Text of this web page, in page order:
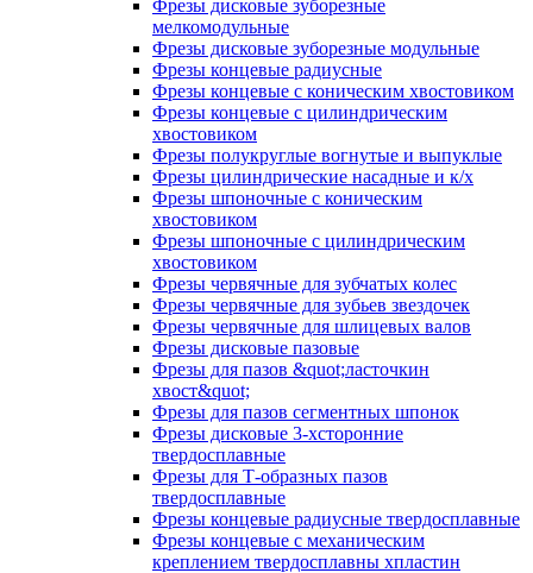
Фрезы дисковые зуборезные
мелкомодульные
Фрезы дисковые зуборезные модульные
Фрезы концевые радиусные
Фрезы концевые с коническим хвостовиком
Фрезы концевые с цилиндрическим
хвостовиком
Фрезы полукруглые вогнутые и выпуклые
Фрезы цилиндрические насадные и к/х
Фрезы шпоночные с коническим
хвостовиком
Фрезы шпоночные с цилиндрическим
хвостовиком
Фрезы червячные для зубчатых колес
Фрезы червячные для зубьев звездочек
Фрезы червячные для шлицевых валов
Фрезы дисковые пазовые
Фрезы для пазов &quot;ласточкин
хвост&quot;
Фрезы для пазов сегментных шпонок
Фрезы дисковые 3-хсторонние
твердосплавные
Фрезы для Т-образных пазов
твердосплавные
Фрезы концевые радиусные твердосплавные
Фрезы концевые с механическим
креплением твердосплавны хпластин